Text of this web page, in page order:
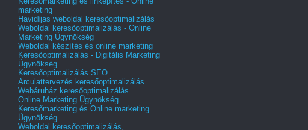
marketing
Havidíjas weboldal keresőoptimalizálás
Weboldal keresőoptimalizálás - Online
Marketing Ügynökség
Weboldal készítés és online marketing
Keresőoptimalizálás - Digitális Marketing
Ügynökség
Keresőoptimalizálás SEO
Arculattervezés keresőoptimalizálás
Webáruház keresőoptimalizálás
Online Marketing Ügynökség
Keresőmarketing és Online marketing
Ügynökség
Weboldal keresőoptimalizálás,